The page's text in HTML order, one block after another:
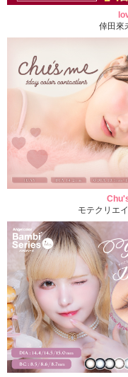
倖田來
モテクリエ